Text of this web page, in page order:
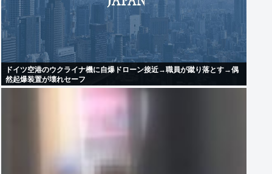
ドイツ空港のウクライナ機に自爆ドローン接近→職員が蹴り落とす→偶
然起爆装置が壊れセーフ